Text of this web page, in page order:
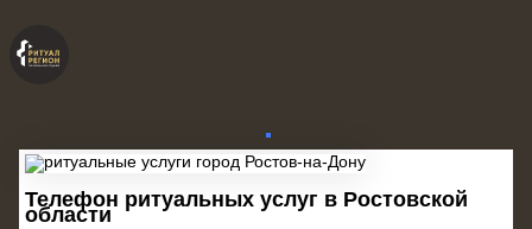
содержимому
Телефон ритуальных услуг в Ростовской
области